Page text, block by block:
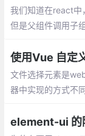
我们知道在react中
但是父组件调用子
是hook的讲的太少
使用Vue 自定
文件选择元素是
器中实现的方式不
element-ui 的